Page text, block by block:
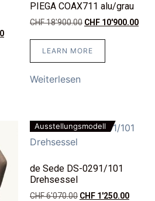
PIEGA COAX711 alu/grau
CHF18'900.00 CHF 10'900.00
LEARN MORE
Weiterlesen
Ausstellungsmodell
de Sede DS-0291/101
Drehsessel
CHF6'070.00 CHF 1'250.00